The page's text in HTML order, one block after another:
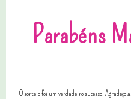
Parabéns
O sorteio foi um verdadeiro sucesso.